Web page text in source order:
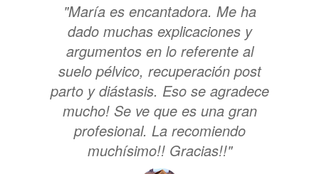
"María es encantadora. Me ha
dado muchas explicaciones y
argumentos en lo referente al
suelo pélvico, recuperación post
parto y diástasis. Eso se agradece
mucho! Se ve que es una gran
profesional. La recomiendo
muchísimo!! Gracias!!"